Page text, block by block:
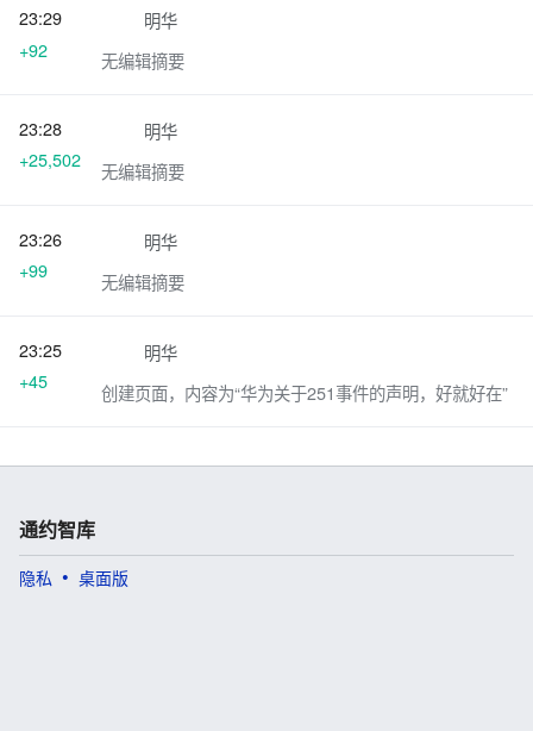
明华
无编辑摘要
23:29
+92
明华
无编辑摘要
23:28
+25,502
明华
无编辑摘要
23:26
+99
明华
创建页面，内容为“华为关于251事件的声明，好就好在”
23:25
+45
通约智库
隐私 桌面版